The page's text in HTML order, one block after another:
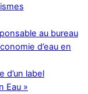
au bureau
d’eau en
d’un label
Eau »